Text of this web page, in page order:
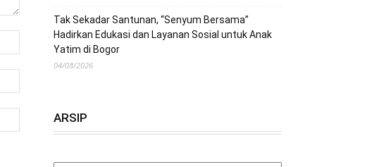
Tak Sekadar Santunan, “Senyum Bersama”
Hadirkan Edukasi dan Layanan Sosial untuk Anak
Yatim di Bogor
04/08/2026
ARSIP
ARSIP